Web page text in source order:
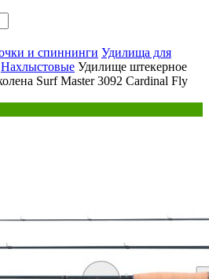
и спиннинги Удилища для
Нахлыстовые Удилище штекерное
Surf Master 3092 Cardinal Fly